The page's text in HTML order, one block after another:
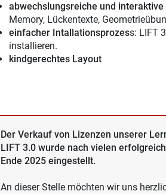
abwechslungsreiche und interaktive
Memory, Lückentexte,
einfacher Intallationsprozess: LIFT
installieren.
kindgerechtes Layout
Der Verkauf von Lizenzen unserer
LIFT 3.0 wurde nach vielen
Ende 2025 eingestellt.
An dieser Stelle möchten wir uns